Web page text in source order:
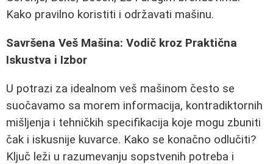
Kako pravilno koristiti i održavati mašinu.
Savršena Veš Mašina: Vodič kroz Praktična
Iskustva i Izbor
U potrazi za idealnom veš mašinom često se
suočavamo sa morem informacija, kontradiktornih
mišljenja i tehničkih specifikacija koje mogu zbuniti
čak i iskusnije kuvarce. Kako se konačno odlučiti?
Ključ leži u razumevanju sopstvenih potreba i